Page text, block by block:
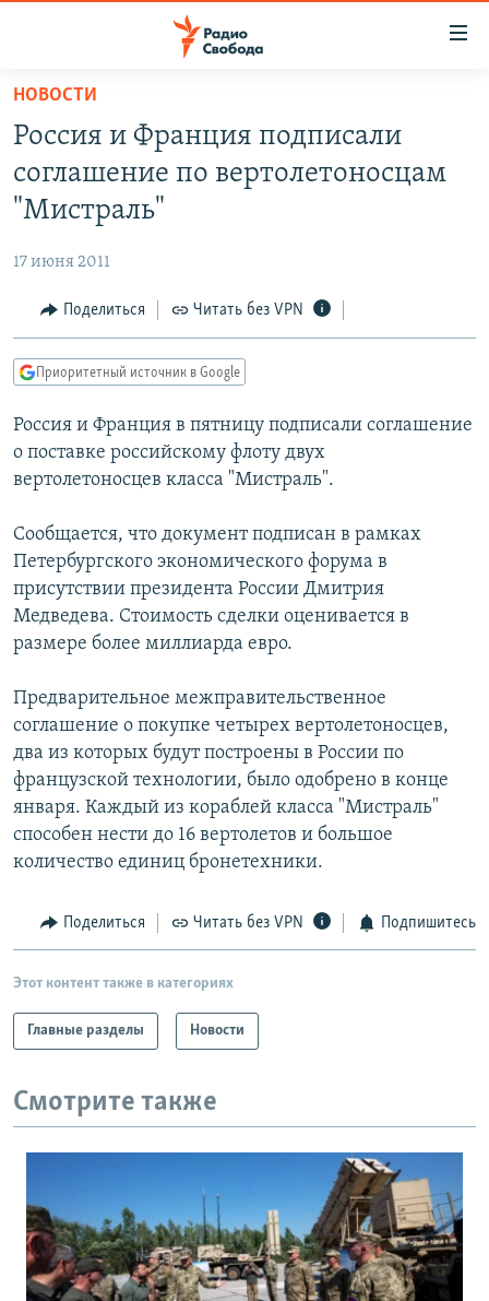
упрощенного
доступа
основному
Вернутся
Вернутся
поиску
АВТОРСКИЕ ПРОЕКТЫ
МНЕНИЯ
КУЛЬТУРА
КАВКАЗ.РЕАЛИИ
СЕВЕР.РЕАЛИИ
СИБИРЬ.РЕАЛИИ
ПОДПИШИТЕСЬ НА РАССЫЛКУ
СОЦИАЛЬНЫЕ СЕТИ
Все сайты РСЕ/РС
НОВОСТИ
Россия и Франция подписали
соглашение по вертолетоносцам
"Мистраль"
17 июня 2011
Поделиться Читать без VPN
Приоритетный источник в Google
Россия и Франция в пятницу подписали соглашение
о поставке российскому флоту двух
вертолетоносцев класса "Мистраль".
Сообщается, что документ подписан в рамках
Петербургского экономического форума в
присутствии президента России Дмитрия
Медведева. Стоимость сделки оценивается в
размере более миллиарда евро.
Предварительное межправительственное
соглашение о покупке четырех вертолетоносцев,
два из которых будут построены в России по
французской технологии, было одобрено в конце
января. Каждый из кораблей класса "Мистраль"
способен нести до 16 вертолетов и большое
количество единиц бронетехники.
Поделиться Читать без VPN Подпишитесь
Этот контент также в категориях
Главные разделы Новости
Смотрите также